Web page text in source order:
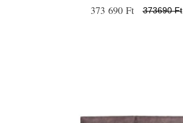
373 690 Ft 373690 Ft